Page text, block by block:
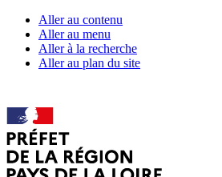
Aller au contenu
Aller au menu
Aller à la recherche
Aller au plan du site